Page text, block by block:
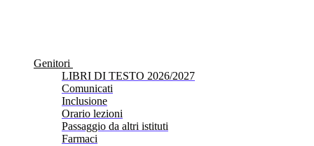
Genitori
LIBRI DI TESTO 2026/2027
Comunicati
Inclusione
Orario lezioni
Passaggio da altri istituti
Farmaci